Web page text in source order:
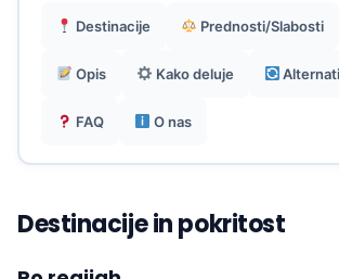
Destinacije Prednosti/Slabosti
Opis Kako deluje
FAQ O nas
Destinacije in pokritost